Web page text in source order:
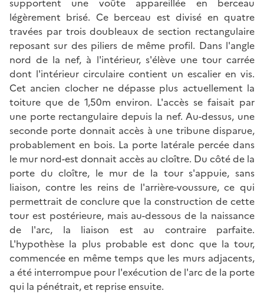
légèrement brisé. Ce berceau est divisé en quatre
travées par trois doubleaux de section rectangulaire
reposant sur des piliers de même profil. Dans l'angle
nord de la nef, à l'intérieur, s'élève une tour carrée
dont l'intérieur circulaire contient un escalier en vis.
Cet ancien clocher ne dépasse plus actuellement la
toiture que de 1,50m environ. L'accès se faisait par
une porte rectangulaire depuis la nef. Au-dessus, une
seconde porte donnait accès à une tribune disparue,
probablement en bois. La porte latérale percée dans
le mur nord-est donnait accès au cloître. Du côté de la
porte du cloître, le mur de la tour s'appuie, sans
liaison, contre les reins de l'arrière-voussure, ce qui
permettrait de conclure que la construction de cette
tour est postérieure, mais au-dessous de la naissance
de l'arc, la liaison est au contraire parfaite.
L'hypothèse la plus probable est donc que la tour,
commencée en même temps que les murs adjacents,
a été interrompue pour l'exécution de l'arc de la porte
qui la pénétrait, et reprise ensuite.